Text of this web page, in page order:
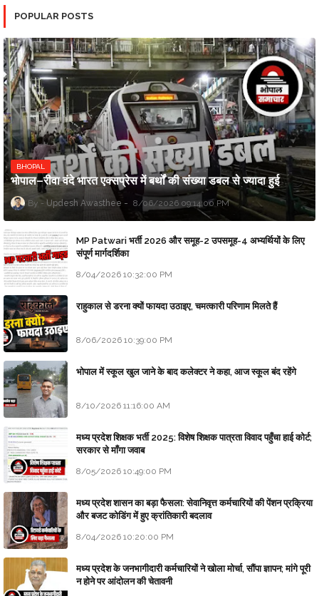
POPULAR POSTS
BHOPAL
भोपाल–रीवा वंदे भारत एक्सप्रेस में बर्थों की संख्या डबल से ज्यादा हुई
Updesh Awasthee 8/06/2026 09:14:00 PM
MP Patwari भर्ती 2026 और समूह-2 उपसमूह-4 अभ्यर्थियों के लिए
संपूर्ण मार्गदर्शिका
8/04/2026 10:32:00 PM
राहुकाल से डरना क्यों फायदा उठाइए, चमत्कारी परिणाम मिलते हैं
8/06/2026 10:39:00 PM
भोपाल में स्कूल खुल जाने के बाद कलेक्टर ने कहा, आज स्कूल बंद रहेंगे
8/10/2026 11:16:00 AM
मध्य प्रदेश शिक्षक भर्ती 2025: विशेष शिक्षक पात्रता विवाद पहुँचा हाई कोर्ट;
सरकार से माँगा जवाब
8/05/2026 10:49:00 PM
मध्य प्रदेश शासन का बड़ा फैसला: सेवानिवृत्त कर्मचारियों की पेंशन प्रक्रिया
और बजट कोडिंग में हुए क्रांतिकारी बदलाव
8/04/2026 10:20:00 PM
मध्य प्रदेश के जनभागीदारी कर्मचारियों ने खोला मोर्चा, सौंपा ज्ञापन; मांगे पूरी
न होने पर आंदोलन की चेतावनी